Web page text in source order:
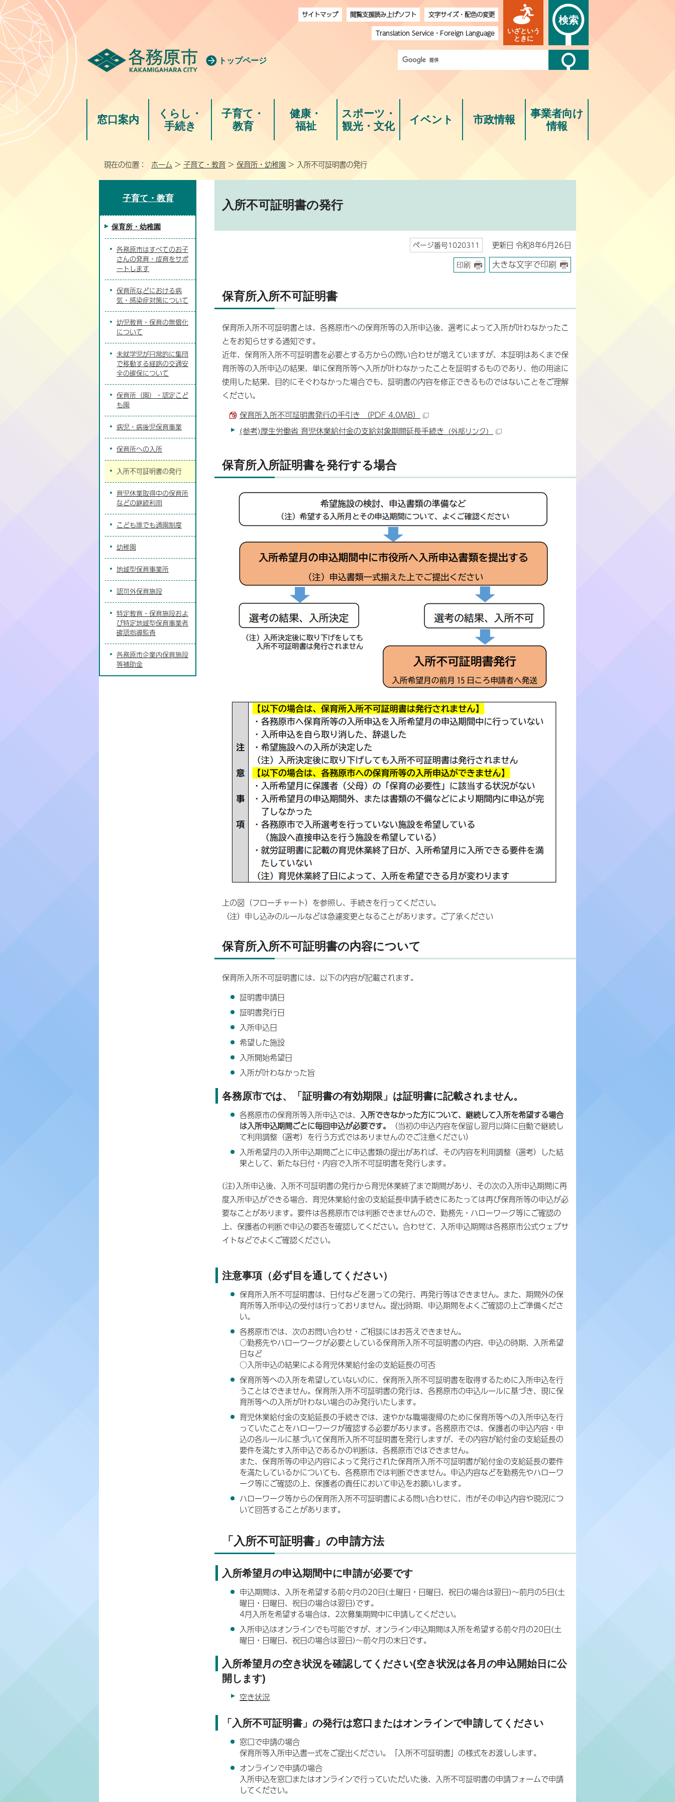
トップページ
サイトマップ 閲覧支援読み上げソフト
文字サイズ・配色の変更
Translation Service・ Foreign Language
いざという
ときに
検索
窓口案内
くらし・
手続き
子育て・
教育
健康・
福祉
スポーツ・
観光・文化
イベント 市政情報
事業者向け
情報
現在の位置： ホーム > 子育て・教育 > 保育所・幼稚園 > 入所不可証明書の発行
入所不可証明書の発行
ページ番号1020311 更新日 令和8年6月26日
印刷 大きな文字で印刷
保育所入所不可証明書
保育所入所不可証明書とは、各務原市への保育所等の入所申込後、選考によって入所が叶わなかったこ
とをお知らせする通知です。
近年、保育所入所不可証明書を必要とする方からの問い合わせが増えていますが、本証明はあくまで保
育所等の入所申込の結果、単に保育所等へ入所が叶わなかったことを証明するものであり、他の用途に
使用した結果、目的にそぐわなかった場合でも、証明書の内容を修正できるものではないことをご理解
ください。
保育所入所不可証明書発行の手引き （PDF 4.0MB）
(参考)厚生労働省 育児休業給付金の支給対象期間延長手続き （外部リンク）
保育所入所証明書を発行する場合
上の図（フローチャート）を参照し、手続きを行ってください。
（注）申し込みのルールなどは急遽変更となることがあります。ご了承ください
保育所入所不可証明書の内容について
保育所入所不可証明書には、以下の内容が記載されます。
証明書申請日
証明書発行日
入所申込日
希望した施設
入所開始希望日
入所が叶わなかった旨
各務原市では、「証明書の有効期限」は証明書に記載されません。
各務原市の保育所等入所申込では、 入所できなかった方について、継続して入所を希望する場合
は入所申込期間ごとに毎回申込が必要です。
（当初の申込内容を保留し翌月以降に自動で継続し
て利用調整（選考）を行う方式ではありませんのでご注意ください）
入所希望月の入所申込期間ごとに申込書類の提出があれば、その内容を利用調整（選考）した結
果として、新たな日付・内容で入所不可証明書を発行します。
(注)入所申込後、入所不可証明書の発行から育児休業終了まで期間があり、その次の入所申込期間に再
度入所申込ができる場合、育児休業給付金の支給延長申請手続きにあたっては再び保育所等の申込が必
要なことがあります。要件は各務原市では判断できませんので、勤務先・ハローワーク等にご確認の
上、保護者の判断で申込の要否を確認してください。合わせて、入所申込期間は各務原市公式ウェブサ
イトなどでよくご確認ください。
注意事項（必ず目を通してください）
保育所入所不可証明書は、日付などを遡っての発行、再発行等はできません。また、期間外の保
育所等入所申込の受付は行っておりません。提出時期、申込期間をよくご確認の上ご準備くださ
い。
各務原市では、次のお問い合わせ・ご相談にはお答えできません。
○勤務先やハローワークが必要としている保育所入所不可証明書の内容、申込の時期、入所希望
日など
○入所申込の結果による育児休業給付金の支給延長の可否
保育所等への入所を希望していないのに、保育所入所不可証明書を取得するために入所申込を行
うことはできません。保育所入所不可証明書の発行は、各務原市の申込ルールに基づき、現に保
育所等への入所が叶わない場合のみ発行いたします。
育児休業給付金の支給延長の手続きでは、速やかな職場復帰のために保育所等への入所申込を行
っていたことをハローワークが確認する必要があります。各務原市では、保護者の申込内容・申
込の各ルールに基づいて保育所入所不可証明書を発行しますが、その内容が給付金の支給延長の
要件を満たす入所申込であるかの判断は、各務原市ではできません。
また、保育所等の申込内容によって発行された保育所入所不可証明書が給付金の支給延長の要件
を満たしているかについても、各務原市では判断できません。申込内容などを勤務先やハローワ
ーク等にご確認の上、保護者の責任において申込をお願いします。
ハローワーク等からの保育所入所不可証明書による問い合わせに、市がその申込内容や現況につ
いて回答することがあります。
「入所不可証明書」の申請方法
入所希望月の申込期間中に申請が必要です
申込期間は、入所を希望する前々月の20日(土曜日・日曜日、祝日の場合は翌日)～前月の5日(土
曜日・日曜日、祝日の場合は翌日)です。
4月入所を希望する場合は、2次募集期間中に申請してください。
入所申込はオンラインでも可能ですが、オンライン申込期間は入所を希望する前々月の20日(土
曜日・日曜日、祝日の場合は翌日)～前々月の末日です。
入所希望月の空き状況を確認してください(空き状況は各月の申込開始日に公
開します)
空き状況
「入所不可証明書」の発行は窓口またはオンラインで申請してください
窓口で申請の場合
保育所等入所申込書一式をご提出ください。「入所不可証明書」の様式をお渡しします。
オンラインで申請の場合
入所申込を窓口またはオンラインで行っていただいた後、入所不可証明書の申請フォームで申請
してください。
子育て・教育
保育所・幼稚園
各務原市はすべてのお子
さんの発育・成育をサポ
ートします
保育所などにおける病
気・感染症対策について
幼児教育・保育の無償化
について
未就学児が日常的に集団
で移動する経路の交通安
全の確保について
保育所（園）・認定こど
も園
病児・病後児保育事業
保育所への入所
入所不可証明書の発行
育児休業取得中の保育所
などの継続利用
こども誰でも通園制度
幼稚園
地域型保育事業所
認可外保育施設
特定教育・保育施設およ
び特定地域型保育事業者
確認指導監査
各務原市企業内保育施設
等補助金